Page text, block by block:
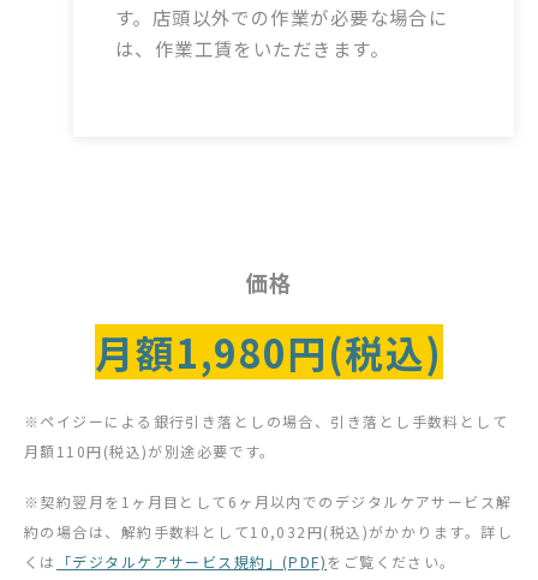
す。店頭以外での作業が必要な場合に
は、作業工賃をいただきます。
価格
月額1,980円(税込)
※ペイジーによる銀行引き落としの場合、引き落とし手数料として
月額110円(税込)が別途必要です。
※契約翌月を1ヶ月目として6ヶ月以内でのデジタルケアサービス解
約の場合は、解約手数料として10,032円(税込)がかかります。詳し
くは
「デジタルケアサービス規約」(PDF)をご覧ください。